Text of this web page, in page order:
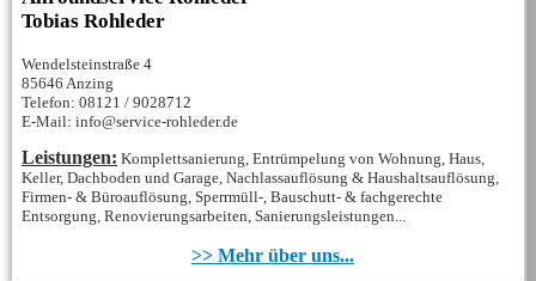
Tobias Rohleder
Wendelsteinstraße 4
85646 Anzing
Telefon: 08121 / 9028712
E-Mail: info@service-rohleder.de
Leistungen: Komplettsanierung, Entrümpelung von Wohnung, Haus,
Keller, Dachboden und Garage, Nachlassauflösung & Haushaltsauflösung,
Firmen- & Büroauflösung, Sperrmüll-, Bauschutt- & fachgerechte
Entsorgung, Renovierungsarbeiten, Sanierungsleistungen...
>> Mehr über uns...